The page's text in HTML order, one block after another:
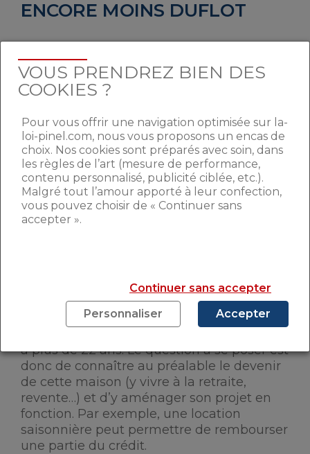
ENCORE MOINS DUFLOT
durablement installée en France. La
demande est beaucoup plus forte que
l’offre, particulièrement dans certaine
zones (Paris et sa banlieue…). Les
gouvernements successifs ont tous tenté
de relancer la construction de logements à
coups de loi, sans pour autant trouver la
bonne carburation. La dernière en date, la
loi Pinel, semble fonctionner. Mais il
semble logique que les dirigeants n’aident
pas à l’achat de maisons qui resteront
maison secondaire,la plus-value est
taxée à 19%, en plus des prélèvements
sociaux de 15,5%. Il est possible d’être
a plus de 22 ans. Le question à se poser est
donc de connaître au préalable le devenir
de cette maison (y vivre à la retraite,
revente…) et d’y aménager son projet en
fonction. Par exemple, une location
saisonnière peut permettre de rembourser
une partie du crédit.
VOUS PRENDREZ BIEN DES
COOKIES ?
Pour vous offrir une navigation optimisée sur la-
loi-pinel.com, nous vous proposons un encas de
choix. Nos cookies sont préparés avec soin, dans
les règles de l’art (mesure de performance,
contenu personnalisé, publicité ciblée, etc.).
Malgré tout l’amour apporté à leur confection,
vous pouvez choisir de « Continuer sans
accepter ».
Continuer sans accepter
Personnaliser
Accepter